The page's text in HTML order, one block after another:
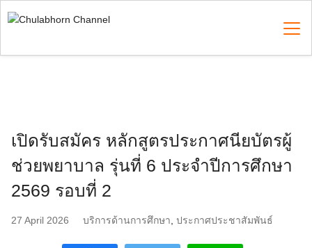
to
เปิดรับสมัคร หลักสูตรประกาศนียบัตรผู้
ช่วยพยาบาล รุ่นที่ 6 ประจำปีการศึกษา
2569 รอบที่ 2
27 April 2026 บริการด้านการศึกษา ประกาศประชาสัมพันธ์